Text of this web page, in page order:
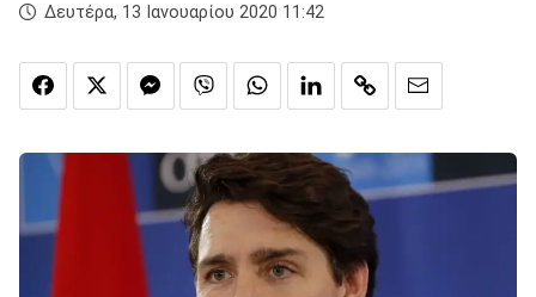
Δευτέρα, 13 Ιανουαρίου 2020 11:42